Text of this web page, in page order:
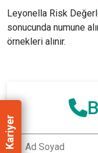
Leyonella Risk
sonucunda numune
örnekleri alınır.
Kariyer